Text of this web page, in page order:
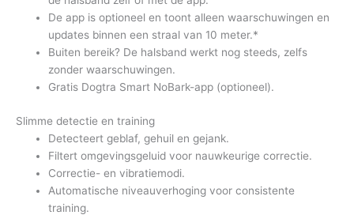
De app is optioneel en toont alleen waarschuwingen en
updates binnen een straal van 10 meter.*
Buiten bereik? De halsband werkt nog steeds, zelfs
zonder waarschuwingen.
Gratis Dogtra Smart NoBark-app (optioneel).
Slimme detectie en training
Detecteert geblaf, gehuil en gejank.
Filtert omgevingsgeluid voor nauwkeurige correctie.
Correctie- en vibratiemodi.
Automatische niveauverhoging voor consistente
training.